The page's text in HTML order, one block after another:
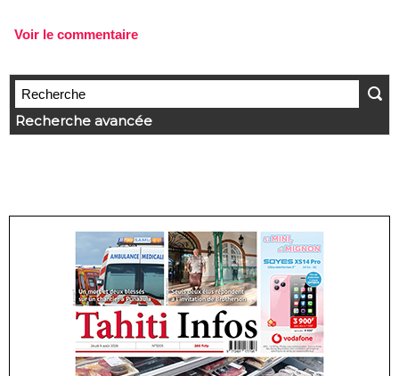
Voir le commentaire
Recherche avancée